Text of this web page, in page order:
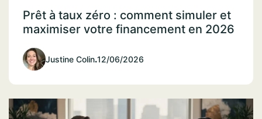
Prêt à taux zéro : comment simuler et
maximiser votre financement en 2026
Justine Colin.12/06/2026